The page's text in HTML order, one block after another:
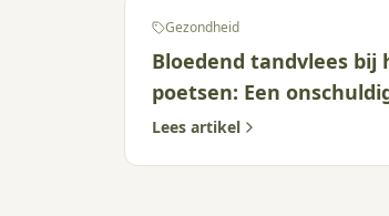
Gezondheid
Bloedend tandvlees bij
poetsen: Een
of een alarmsignaal?
Lees artikel